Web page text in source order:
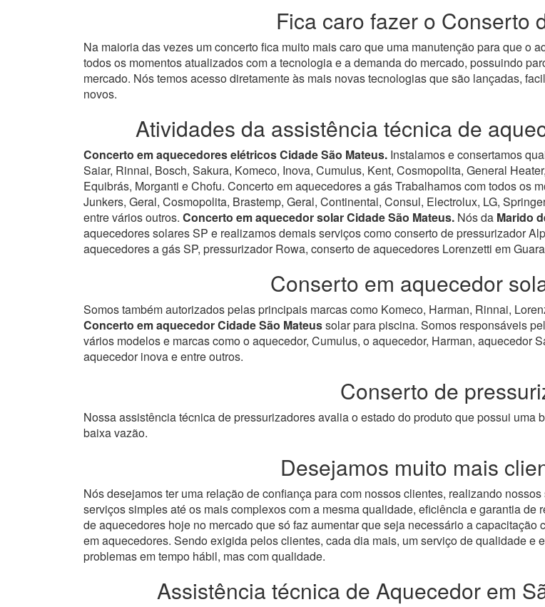
Fica caro fazer o Conserto
Na maioria das vezes um concerto fica muito mais caro que uma manutenção para que o
todos os momentos atualizados com a tecnologia e a demanda do mercado, possuindo
mercado. Nós temos acesso diretamente às mais novas tecnologias que são lançadas,
novos.
Atividades da assistência técnica de
Concerto em aquecedores elétricos Cidade São Mateus. Instalamos e consertamos
Saiar, Rinnai, Bosch, Sakura, Komeco, Inova, Cumulus, Kent, Cosmopolita, General
Equibrás, Morganti e Chofu. Concerto em aquecedores a gás Trabalhamos com todos os
Junkers, Geral, Cosmopolita, Brastemp, Geral, Continental, Consul, Electrolux, LG,
entre vários outros. Concerto em aquecedor solar Cidade São Mateus. Nós da Marido
aquecedores solares SP e realizamos demais serviços como conserto de pressurizador
aquecedores a gás SP, pressurizador Rowa, conserto de aquecedores Lorenzetti em
Conserto em aquecedor
Somos também autorizados pelas principais marcas como Komeco, Harman, Rinnai,
Concerto em aquecedor Cidade São Mateussolar para piscina. Somos responsáveis
vários modelos e marcas como o aquecedor, Cumulus, o aquecedor, Harman, aquecedor
aquecedor inova e entre outros.
Conserto de
Nossa assistência técnica de pressurizadores avalia o estado do produto que possui
baixa vazão.
Desejamos muito mais
Nós desejamos ter uma relação de confiança para com nossos clientes, realizando
serviços simples até os mais complexos com a mesma qualidade, eficiência e garantia
de aquecedores hoje no mercado que só faz aumentar que seja necessário a
em aquecedores. Sendo exigida pelos clientes, cada dia mais, um serviço de qualidade
problemas em tempo hábil, mas com qualidade.
Assistência técnica de Aquecedor em